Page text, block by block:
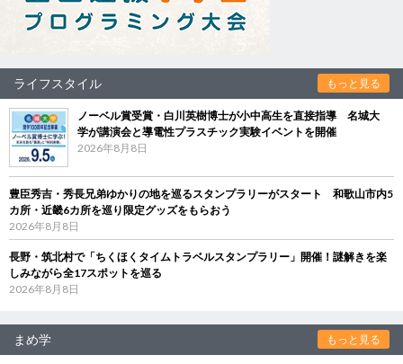
ライフスタイル もっと見る
ノーベル賞受賞・白川英樹博士が小中高生を直接指導 名城大
学が講演会と導電性プラスチック実験イベントを開催
2026年8月8日
豊臣秀吉・秀長兄弟ゆかりの地を巡るスタンプラリーがスタート 和歌山市内5
カ所・近畿6カ所を巡り限定グッズをもらおう
2026年8月8日
長野・筑北村で「ちくほくタイムトラベルスタンプラリー」開催！謎解きを楽
しみながら全17スポットを巡る
2026年8月8日
まめ学 もっと見る